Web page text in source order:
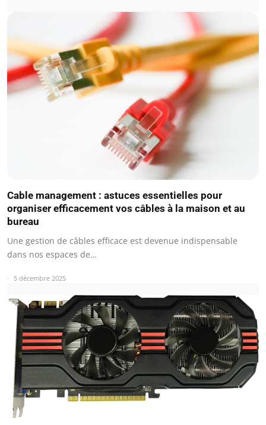
Cable management : astuces essentielles pour
organiser efficacement vos câbles à la maison et au
bureau
Une gestion de câbles efficace est devenue indispensable
dans nos espaces de…
5 décembre 2025